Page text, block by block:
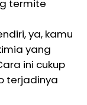
termite
ya, kamu
yang
ini cukup
terjadinya